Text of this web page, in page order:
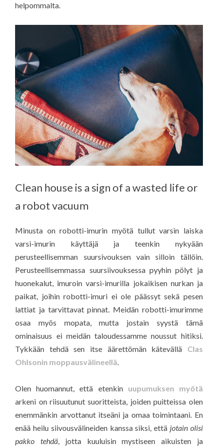
helpommalta.
Clean house is a sign of a wasted life or
a robot vacuum
Minusta on robotti-imurin myötä tullut varsin laiska
varsi-imurin käyttäjä ja teenkin nykyään
perusteellisemman suursivouksen vain silloin tällöin.
Perusteellisemmassa suursiivouksessa pyyhin pölyt ja
huonekalut, imuroin varsi-imurilla jokaikisen nurkan ja
paikat, joihin robotti-imuri ei ole päässyt sekä pesen
lattiat ja tarvittavat pinnat. Meidän robotti-imurimme
osaa myös mopata, mutta jostain syystä tämä
ominaisuus ei meidän taloudessamme noussut hitiksi.
Tykkään tehdä sen itse äärettömän kätevällä Clas
Ohlsonin moppausvälineellä
Olen huomannut, että etenkin uupumuksen myötä
arkeni on riisuutunut suoritteista, joiden puitteissa olen
enemmänkin arvottanut itseäni ja omaa toimintaani. En
enää heilu siivousvälineiden kanssa siksi, että jotain olisi
pakko tehdä, jotta kuuluisin mystiseen aikuisten ja